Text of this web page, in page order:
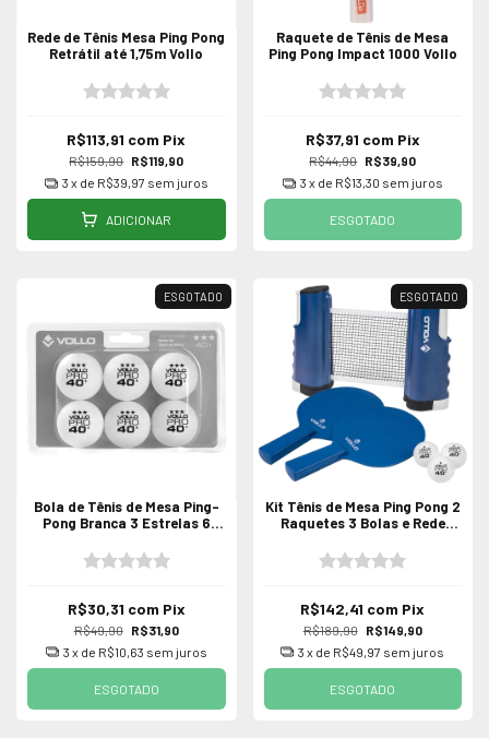
Rede de Tênis Mesa Ping Pong
Retrátil até 1,75m Vollo
R$159,90 R$119,90
R$113,91 com Pix
3 x de R$39,97 sem juros
ADICIONAR
Raquete de Tênis de Mesa
Ping Pong Impact 1000 Vollo
R$44,90 R$39,90
R$37,91 com Pix
3 x de R$13,30 sem juros
ESGOTADO
ESGOTADO
Bola de Tênis de Mesa Ping-
Pong Branca 3 Estrelas 6
R$49,90 R$31,90
R$30,31 com Pix
3 x de R$10,63 sem juros
ESGOTADO
ESGOTADO
Kit Tênis de Mesa Ping Pong 2
Raquetes 3 Bolas e Rede
R$189,90 R$149,90
R$142,41 com Pix
3 x de R$49,97 sem juros
ESGOTADO